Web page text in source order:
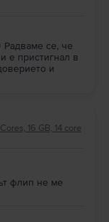
Радваме се, че
е пристигнал в
и
16 GB, 14 core
флип не ме